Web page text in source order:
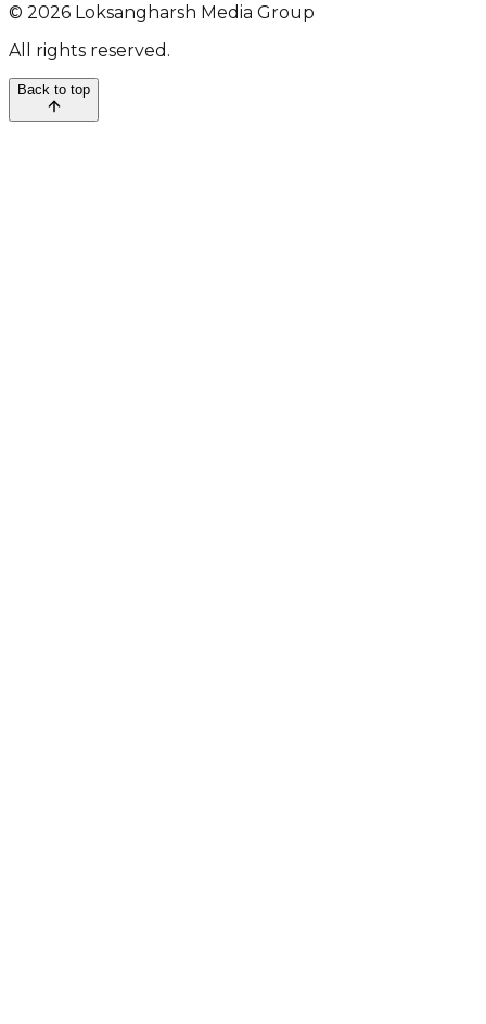
© 2026 Loksangharsh Media Group
All rights reserved.
Back to top